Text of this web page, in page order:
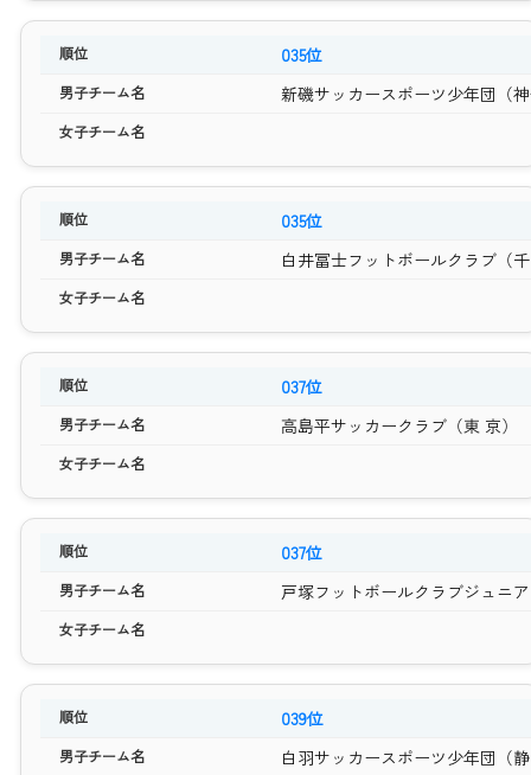
035位
新磯サッカースポーツ少年団（
035位
白井冨士フットボールクラブ（
037位
高島平サッカークラブ（東 京）
037位
戸塚フットボールクラブジュニ
039位
白羽サッカースポーツ少年団（